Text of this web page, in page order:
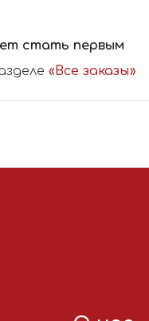
стать первым
«Все заказы»